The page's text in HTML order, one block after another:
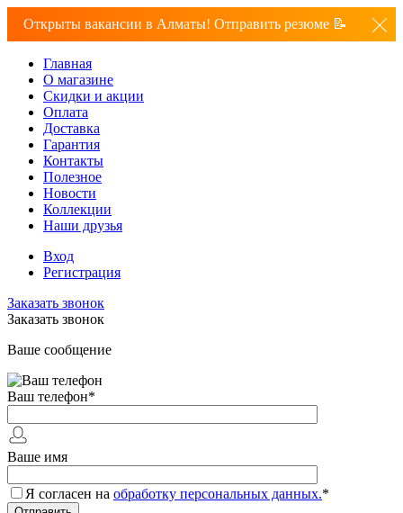
Открыты вакансии в Алматы! Отправить резюме 📝
Главная
О магазине
Скидки и акции
Оплата
Доставка
Гарантия
Контакты
Полезное
Новости
Коллекции
Наши друзья
Вход
Регистрация
Заказать звонок
Заказать звонок
Ваше сообщение
Ваш телефон*
Ваше имя
Я согласен на обработку персональных данных.*